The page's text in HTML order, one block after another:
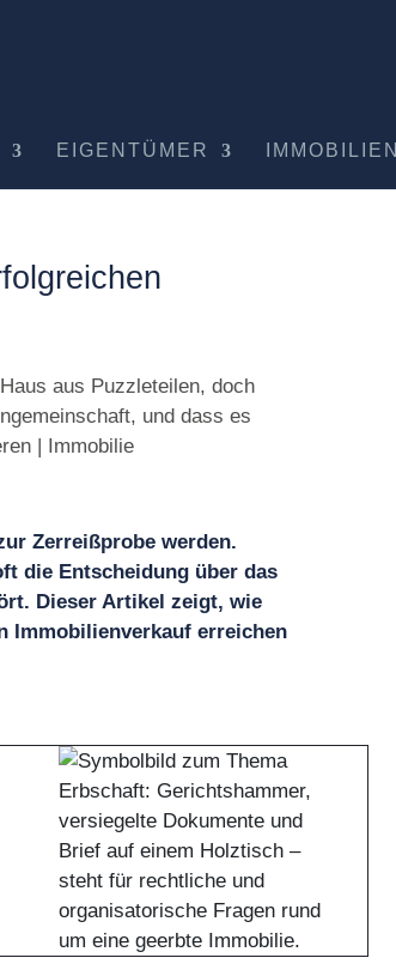
EIGENTÜMER IMMOBILIEN
Zerreißprobe werden.
die Entscheidung über das
Dieser Artikel zeigt, wie
Immobilienverkauf erreichen